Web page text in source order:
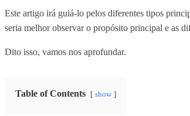
Este artigo irá guiá-lo pelos diferentes tipos
seria melhor observar o propósito principal e as
Dito isso, vamos nos aprofundar.
Table of Contents show